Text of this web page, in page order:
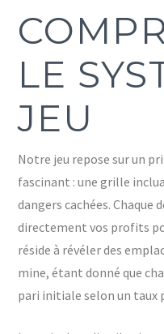
LE
JEU
Notre jeu repose sur un
fascinant : une grille
dangers cachées. Chaque
directement vos profits
réside à révéler des
mine, étant donné que
pari initiale selon un taux